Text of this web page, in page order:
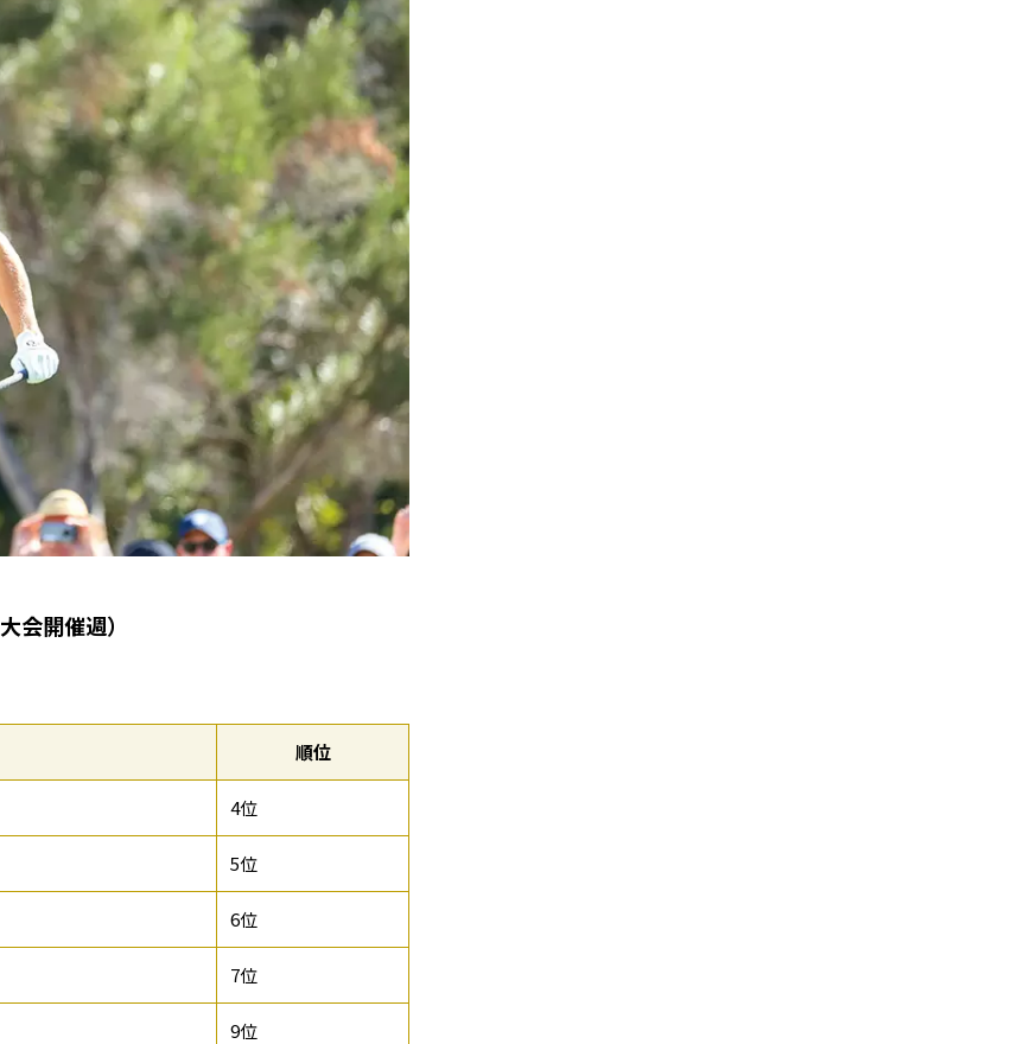
会開催週）
順位
4位
5位
6位
7位
9位